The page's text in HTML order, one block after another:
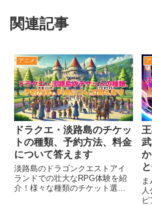
関連記事
アニメ
ドラクエ・淡路島のチケッ
トの種類、予約方法、料金
について答えます
淡路島のドラゴンクエストアイ
ランドでの壮大なRPG体験を紹
介！様々な種類のチケット選択